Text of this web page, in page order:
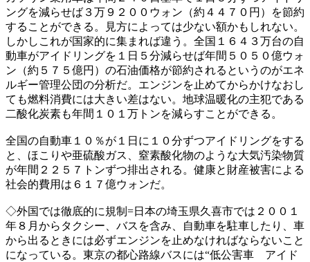
ングを減らせば３万９２００ウォン（約４４７０円）を節約
することができる。見方によっては少ない額かもしれない。
しかしこれが国家的に集まれば違う。全国１６４３万台の自
動車がアイドリングを１日５分減らせば年間５０５０億ウォ
ン（約５７５億円）の石油価格が節約されるというのがエネ
ルギー管理公団の分析だ。エンジンを止めてからかけなおし
ても燃料消費には大きい差はない。地球温暖化の主犯である
二酸化炭素も年間１０１万トンを減らすことができる。
全国の自動車１０％が１日に１０分ずつアイドリングをする
と、ほこりや亜硫酸ガス、窒素酸化物のような大気汚染物質
が年間２２５７トンずつ排出される。健康と財産被害による
社会的費用は６１７億ウォンだ。
◇外国では徹底的に規制=日本の埼玉県久喜市では２００１
年８月からタクシー、バスを含み、自動車を駐車したり、車
から出るときには必ずエンジンを止めなければならないこと
になっている。東京の都心路線バスには“低公害車 アイド